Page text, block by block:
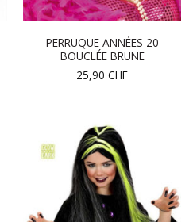
PERRUQUE ANNÉES 20
BOUCLÉE BRUNE
25,90 CHF